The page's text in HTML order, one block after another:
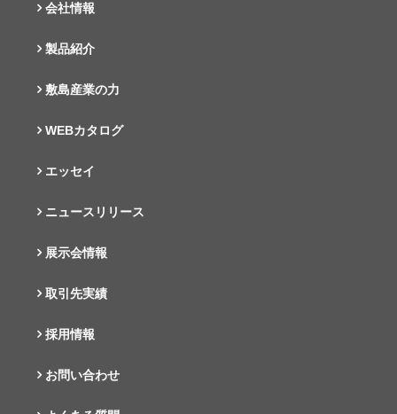
会社情報
製品紹介
敷島産業の力
WEBカタログ
エッセイ
ニュースリリース
展示会情報
取引先実績
採用情報
お問い合わせ